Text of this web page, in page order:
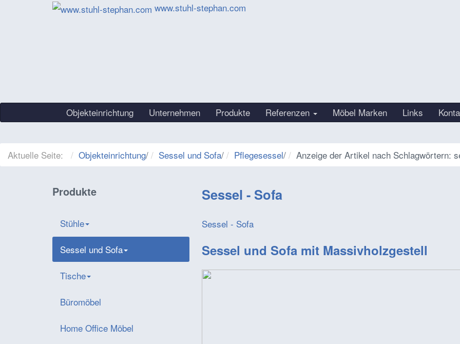
www.stuhl-stephan.com
Objekteinrichtung Unternehmen Produkte Referenzen Möbel Marken Links
Aktuelle Seite: Objekteinrichtung/ Sessel und Sofa/ Pflegesessel/ Anzeige der Artikel nach Schlagwörtern:
Sessel - Sofa
Sessel - Sofa
Sessel und Sofa mit Massivholzgestell
Produkte
Stühle
Sessel und Sofa
Tische
Büromöbel
Home Office Möbel